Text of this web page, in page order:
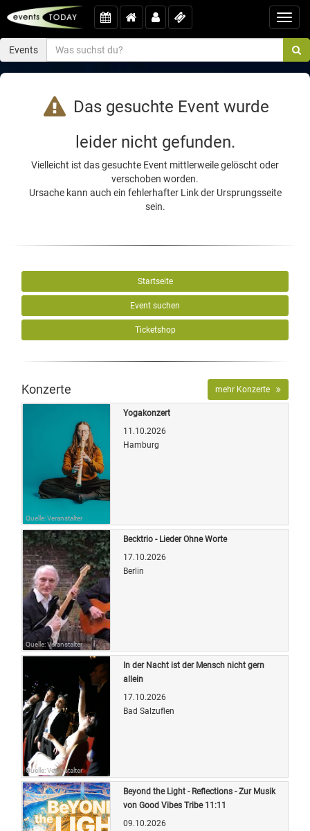
Events
Das gesuchte Event wurde
leider nicht gefunden.
Vielleicht ist das gesuchte Event mittlerweile gelöscht oder
verschoben worden.
Ursache kann auch ein fehlerhafter Link der Ursprungsseite
sein.
Startseite
Event suchen
Ticketshop
Konzerte mehr Konzerte
Quelle: Veranstalter
Yogakonzert
11.10.2026
Hamburg
Quelle: Veranstalter
Becktrio - Lieder Ohne Worte
17.10.2026
Berlin
Quelle: Veranstalter
In der Nacht ist der Mensch nicht gern
allein
17.10.2026
Bad Salzuflen
Beyond the Light - Reflections - Zur Musik
von Good Vibes Tribe 11:11
09.10.2026